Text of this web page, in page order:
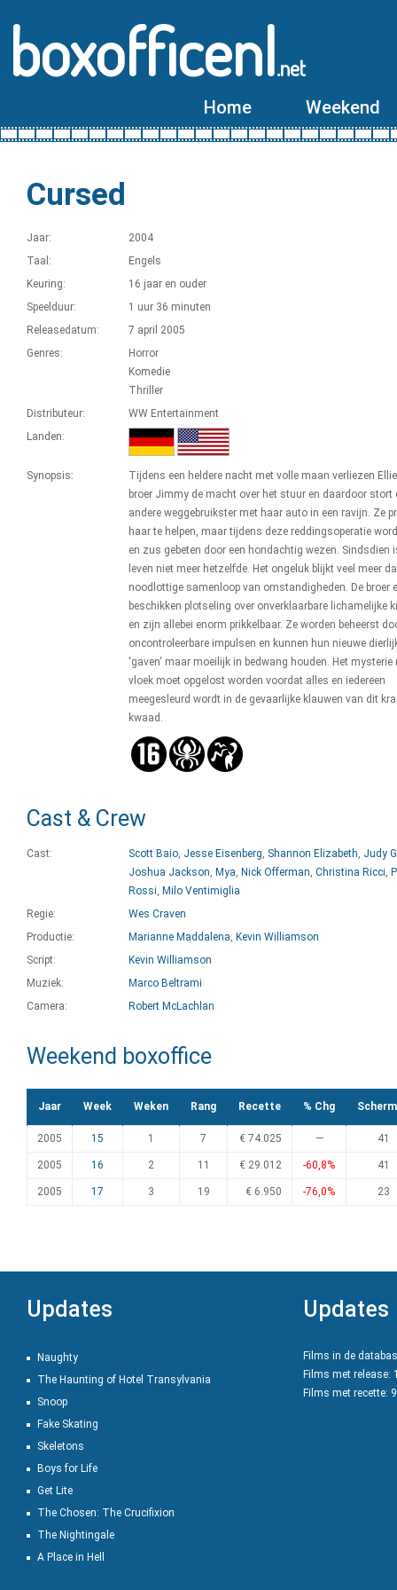
boxofficenl.net
Home Weekend
Cursed
Jaar:
2004
Taal:
Engels
Keuring:
16 jaar en ouder
Speelduur:
1 uur 36 minuten
Releasedatum:
7 april 2005
Genres:
Horror
Komedie
Thriller
Distributeur:
WW Entertainment
Landen:
Synopsis:
Tijdens een heldere nacht met volle maan verliezen
broer Jimmy de macht over het stuur en daardoor stort
andere weggebruikster met haar auto in een ravijn. Ze
haar te helpen, maar tijdens deze reddingsoperatie
en zus gebeten door een hondachtig wezen. Sindsdien
leven niet meer hetzelfde. Het ongeluk blijkt veel meer
noodlottige samenloop van omstandigheden. De broer
beschikken plotseling over onverklaarbare lichamelijke
en zijn allebei enorm prikkelbaar. Ze worden beheerst
oncontroleerbare impulsen en kunnen hun nieuwe
'gaven' maar moeilijk in bedwang houden. Het mysterie
vloek moet opgelost worden voordat alles en iedereen
meegesleurd wordt in de gevaarlijke klauwen van dit
kwaad.
Cast & Crew
Cast: Scott Baio, Jesse Eisenberg, Shannon Elizabeth, Judy
Joshua Jackson, Mya, Nick Offerman, Christina Ricci,
Rossi, Milo Ventimiglia
Regie:
Wes Craven
Productie:
Marianne Maddalena, Kevin Williamson
Script:
Kevin Williamson
Muziek:
Marco Beltrami
Camera:
Robert McLachlan
Weekend boxoffice
Jaar Week Weken Rang Recette % Chg
2005 15 1 7 € 74.025 — 41
2005 16 2 11 € 29.012 -60,8% 41
2005 17 3 19 € 6.950 -76,0% 23
Updates
Naughty
The Haunting of Hotel Transylvania
Snoop
Fake Skating
Skeletons
Boys for Life
Get Lite
The Chosen: The Crucifixion
The Nightingale
A Place in Hell
Updates
Films in de
Films met release:
Films met recette: